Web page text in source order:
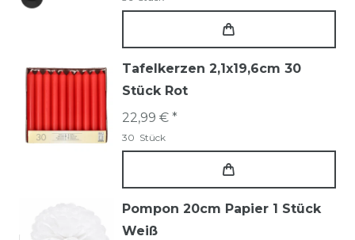
Tafelkerzen 2,1x19,6cm 30
Stück Rot
22,99 € *
30 Stück
Pompon 20cm Papier 1 Stück
Weiß